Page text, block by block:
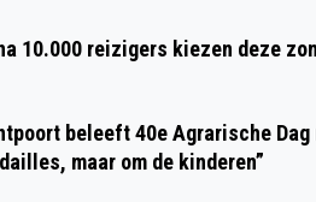
TUSSEN HAARLEM EN
SLOTERDIJK IN DE
10.000 reizigers kiezen deze
beleeft 40e Agrarische
maar om de kinderen”